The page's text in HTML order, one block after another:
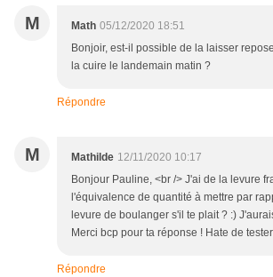
M Math 05/12/2020 18:51
Bonjoir, est-il possible de la laisser
la cuire le landemain matin ?
Répondre
M Mathilde 12/11/2020 10:17
Bonjour Pauline, <br /> J'ai de la levure
l'équivalence de quantité à mettre par
levure de boulanger s'il te plait ? :)
Merci bcp pour ta réponse ! Hate de
Répondre